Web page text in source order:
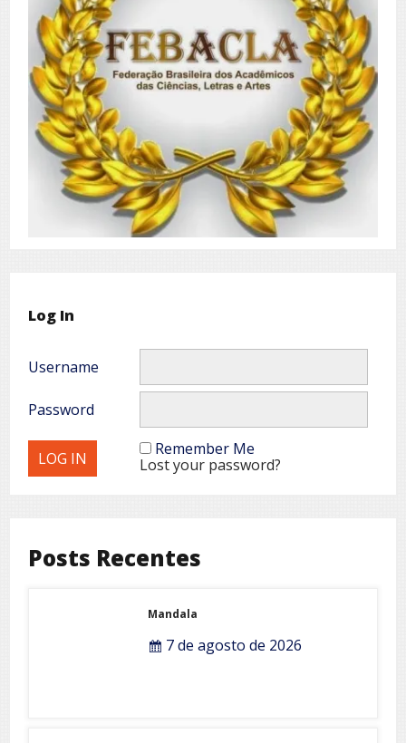
Log In
Username
Password
Remember Me
Lost your password?
Posts Recentes
Mandala
7 de agosto de 2026